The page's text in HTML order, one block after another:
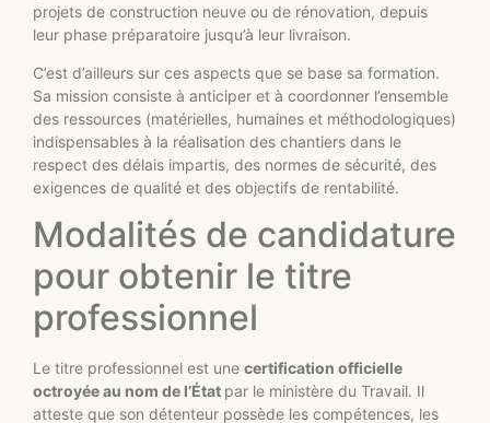
projets de construction neuve ou de rénovation, depuis
leur phase préparatoire jusqu’à leur livraison.
C’est d’ailleurs sur ces aspects que se base sa formation.
Sa mission consiste à anticiper et à coordonner l’ensemble
des ressources (matérielles, humaines et méthodologiques)
indispensables à la réalisation des chantiers dans le
respect des délais impartis, des normes de sécurité, des
exigences de qualité et des objectifs de rentabilité.
Modalités de candidature
pour obtenir le titre
professionnel
Le titre professionnel est une certification officielle
octroyée au nom de l’État par le ministère du Travail. Il
atteste que son détenteur possède les compétences, les